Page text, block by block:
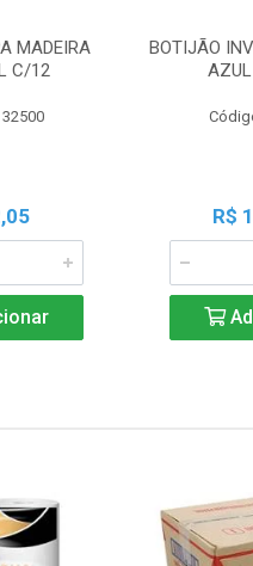
MADEIRA
C/12
BOTIJÃO
R$